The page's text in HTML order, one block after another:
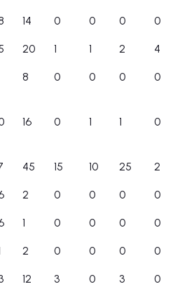
14 0 0 0 0
20 1 1 2 4
8 0 0 0 0
16 0 1 1 0
45 15 10 25 2
2 0 0 0 0
1 0 0 0 0
2 0 0 0 0
12 3 0 3 0